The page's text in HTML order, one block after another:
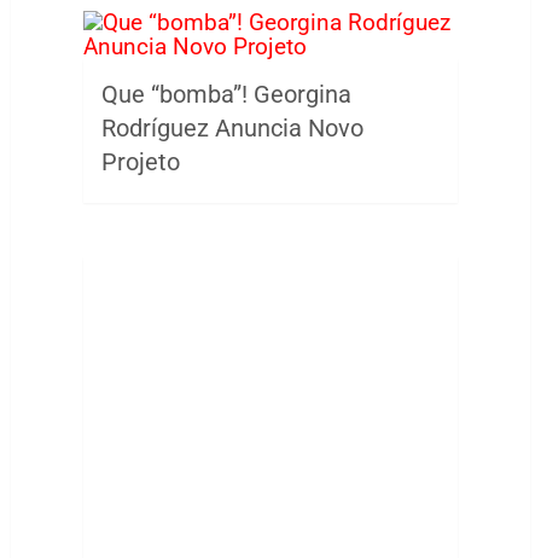
Que “bomba”! Georgina
Rodríguez Anuncia Novo
Projeto